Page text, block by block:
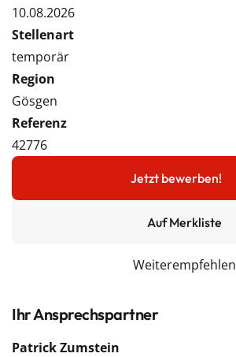
10.08.2026
Stellenart
temporär
Region
Gösgen
Referenz
42776
Jetzt bewerben!
Auf Merkliste
Weiterempfehlen
Ihr Ansprechspartner
Patrick Zumstein